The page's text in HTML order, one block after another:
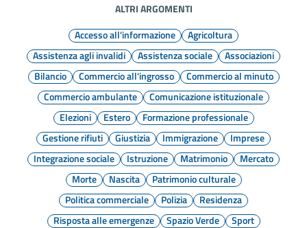
ALTRI ARGOMENTI
Accesso all'informazione
Agricoltura
Assistenza agli invalidi
Assistenza sociale
Associazioni
Bilancio
Commercio all'ingrosso
Commercio al minuto
Commercio ambulante
Comunicazione istituzionale
Elezioni
Estero
Formazione professionale
Gestione rifiuti
Giustizia Immigrazione
Imprese
Integrazione sociale
Istruzione Matrimonio
Mercato
Morte
Nascita
Patrimonio culturale
Politica commerciale
Polizia
Residenza
Risposta alle emergenze
Spazio Verde
Sport